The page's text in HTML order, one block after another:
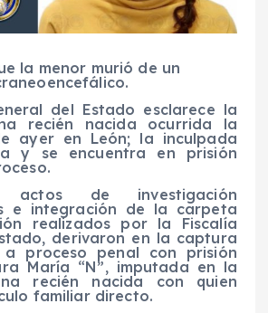
la menor murió de un
del Estado esclarece la
recién nacida ocurrida la
ayer en León; la inculpada
y se encuentra en prisión
de investigación
e integración de la carpeta
realizados por la Fiscalía
derivaron en la captura
a proceso penal con prisión
María “N”, imputada en la
recién nacida con quien
familiar directo.